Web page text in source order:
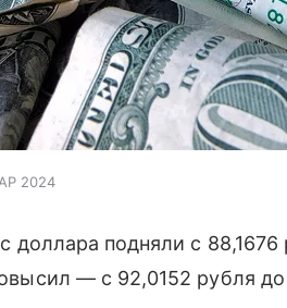
AP 2024
доллара подняли с
— с 92,0152 рубля